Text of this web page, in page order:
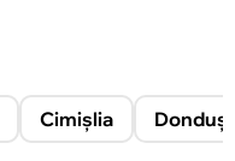
Cimișlia